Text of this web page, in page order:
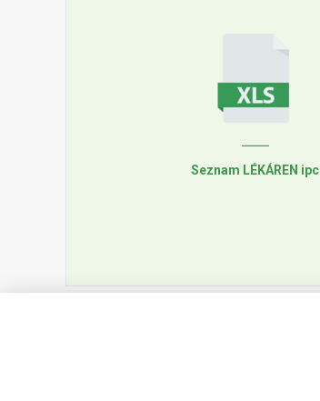
Seznam LÉKÁREN ipc